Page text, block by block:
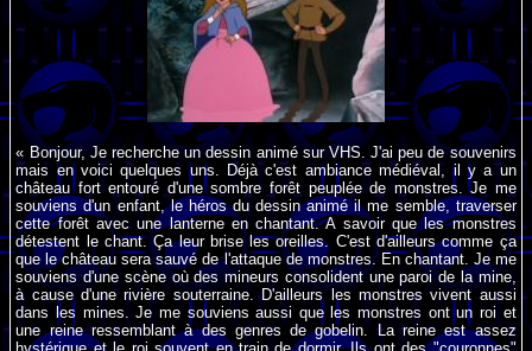
« Bonjour, Je recherche un dessin animé sur VHS. J'ai peu de souvenirs
mais en voici quelques uns. Déjà c'est ambiance médiéval, il y a un
château fort entouré d'une sombre forêt peuplée de monstres. Je me
souviens d'un enfant, le héros du dessin animé il me semble, traverser
cette forêt avec une lanterne en chantant. A savoir que les monstres
détestent le chant. Ça leur brise les oreilles. C'est d'ailleurs comme ça
que le château sera sauvé de l'attaque de monstres. En chantant. Je me
souviens d'une scène où des mineurs consolident une paroi de la mine,
à cause d'une rivière souterraine. D'ailleurs les monstres vivent aussi
dans les mines. Je me souviens aussi que les monstres ont un roi et
une reine ressemblant à des genres de gobelin. La reine est assez